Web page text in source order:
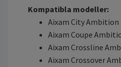
Kompatibla modeller:
Aixam City Ambition
Aixam Coupe
Aixam Crossline
Aixam Crossover